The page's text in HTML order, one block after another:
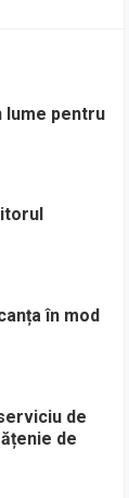
lume pentru
în mod
de
de